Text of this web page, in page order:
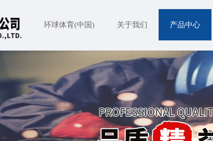
环球体育(中国) 关于我们 产品中心